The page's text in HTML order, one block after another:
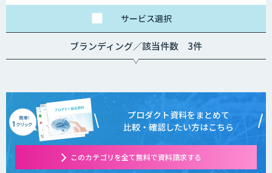
サービス選択
ブランディング／該当件数 3件
プロダクト資料をまとめて
比較・確認したい方はこちら
このカテゴリを全て無料で資料請求する